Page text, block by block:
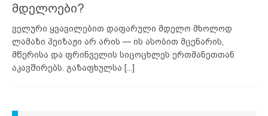
მდელოები?
ველური ყვავილებით დაფარული მდელო მხოლოდ
ლამაზი პეიზაჟი არ არის — ის ასობით მცენარის,
მწერისა და ფრინველის სიცოცხლეს ერთმანეთთან
აკავშირებს. გაზაფხულსა [...]